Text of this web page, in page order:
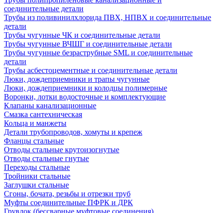
соединительные детали
Трубы из поливинилхлорида ПВХ, НПВХ и соединительные
детали
Трубы чугунные ЧК и соединительные детали
Трубы чугунные ВЧШГ и соединительные детали
Трубы чугунные безраструбные SML и соединительные
детали
Трубы асбестоцементные и соединительные детали
Люки, дождеприемники и трапы чугунные
Люки, дождеприемники и колодцы полимерные
Воронки, лотки водосточные и комплектующие
Клапаны канализационные
Смазка сантехническая
Кольца и манжеты
Детали трубопроводов, хомуты и крепеж
Фланцы стальные
Отводы стальные крутоизогнутые
Отводы стальные гнутые
Переходы стальные
Тройники стальные
Заглушки стальные
Сгоны, бочата, резьбы и отрезки труб
Муфты соединительные ПФРК и ДРК
Грувлок (бессварные муфтовые соединения)